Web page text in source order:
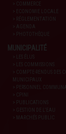
> COMMERCE
> ECONOMIE LOCALE
> RÉGLEMENTATION
> AGENDA
MUNICIPALITÉ
> COMPTE-RENDUS DES
MUNICIPAUX
> PERSONNEL
> CPINI
> PUBLICATIONS
> GESTION DE L'EAU
> MARCHÉS PUBLIC